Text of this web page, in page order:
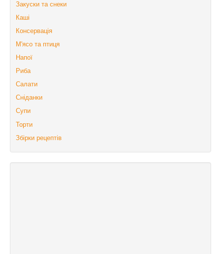
Закуски та снеки
Каші
Консервація
М'ясо та птиця
Напої
Риба
Салати
Сніданки
Супи
Торти
Збірки рецептів